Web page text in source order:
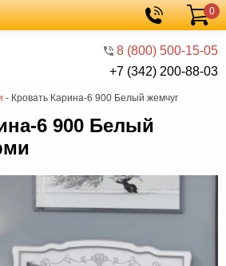
8 (800) 500-15-05
+7 (342) 200-88-03
Корзина
0
- Кровать Карина-6 900 Белый жемчуг
6 900 Белый